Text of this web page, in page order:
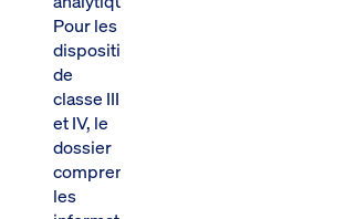
Pour les
dispositifs
de
classe III
et IV, le
dossier
comprend
les